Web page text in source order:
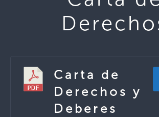
Carta de
Derechos y
Deberes